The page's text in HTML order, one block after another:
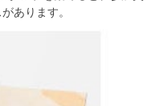
あります。